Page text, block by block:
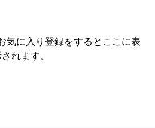
気に入り登録をすると ここに表
れます。